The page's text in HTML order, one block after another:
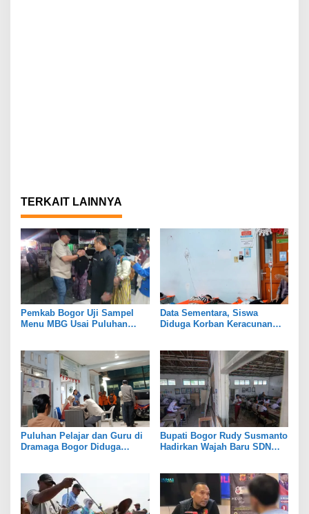
TERKAIT LAINNYA
Pemkab Bogor Uji Sampel
Menu MBG Usai Puluhan
Data Sementara, Siswa
Diduga Korban Keracunan
Puluhan Pelajar dan Guru di
Dramaga Bogor Diduga
Bupati Bogor Rudy Susmanto
Hadirkan Wajah Baru SDN
Pembangunan